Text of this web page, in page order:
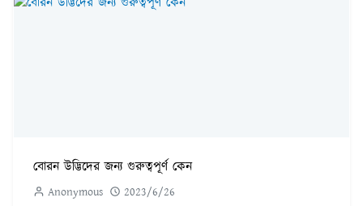
বোরন উদ্ভিদের জন্য গুরুত্বপূর্ণ কেন
Anonymous 2023/6/26